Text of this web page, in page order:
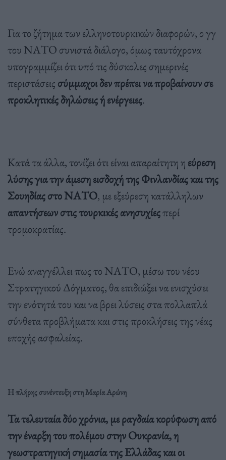
Για το ζήτημα των ελληνοτουρκικών διαφορών, ο γγ
του ΝΑΤΟ συνιστά διάλογο, όμως ταυτόχρονα
υπογραμμίζει ότι υπό τις δύσκολες σημερινές
περιστάσεις σύμμαχοι δεν πρέπει να προβαίνουν σε
προκλητικές δηλώσεις ή ενέργειες.
Κατά τα άλλα, τονίζει ότι είναι απαραίτητη η εύρεση
λύσης για την άμεση εισδοχή της Φινλανδίας και της
Σουηδίας στο ΝΑΤΟ, με εξεύρεση κατάλληλων
απαντήσεων στις τουρκικές ανησυχίεςπερί
τρομοκρατίας.
Ενώ αναγγέλλει πως το ΝΑΤΟ, μέσω του νέου
Στρατηγικού Δόγματος, θα επιδιώξει να ενισχύσει
την ενότητά του και να βρει λύσεις στα πολλαπλά
σύνθετα προβλήματα και στις προκλήσεις της νέας
εποχής ασφαλείας.
Η πλήρης συνέντευξη στη Μαρία Αρώνη
Τα τελευταία δύο χρόνια, με ραγδαία κορύφωση από
την έναρξη του πολέμου στην Ουκρανία, η
γεωστρατηγική σημασία της Ελλάδας και οι